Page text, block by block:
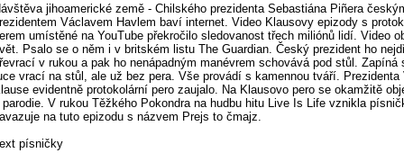
jihoamerické země - Chilského prezidenta Sebastiána Piñera
Václavem Havlem baví internet. Video Klausovy epizody s
umístěné na YouTube překročilo sledovanost třech miliónů lidí. Video
Psalo se o něm i v britském listu The Guardian. Český prezident ho
v rukou a pak ho nenápadným manévrem schovává pod stůl. Zapíná
vrací na stůl, ale už bez pera. Vše provádí s kamennou tváří. Prezidenta
evidentně protokolární pero zaujalo. Na Klausovo pero se okamžitě
parodie. V rukou Těžkého Pokondra na hudbu hitu Live Is Life vznikla
na tuto epizodu s názvem Prejs to čmajz.
písničky